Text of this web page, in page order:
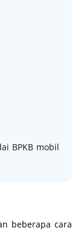
BPKB mobil
beberapa cara